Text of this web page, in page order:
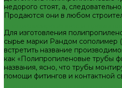
Манометры, термометры,
Теплосчетчики
Емкости для воды и топлива
Емкости для фекалий
Жироуловители
Изоляционные материалы
Защитные покрытия для
Изоляция из вспененного
недорого стоят, а,
Продаются они в любом
Для изготовления
сырье марки Рандом сополимер
встретить название
как «Полипропиленовые трубы
названия, ясно, что трубы
помощи фитингов и контактной